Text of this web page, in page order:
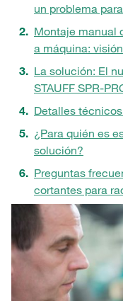
un problema
Montaje manual
a máquina:
La solución: El
STAUFF SPR-
Detalles
¿Para quién es
solución?
Preguntas
cortantes para